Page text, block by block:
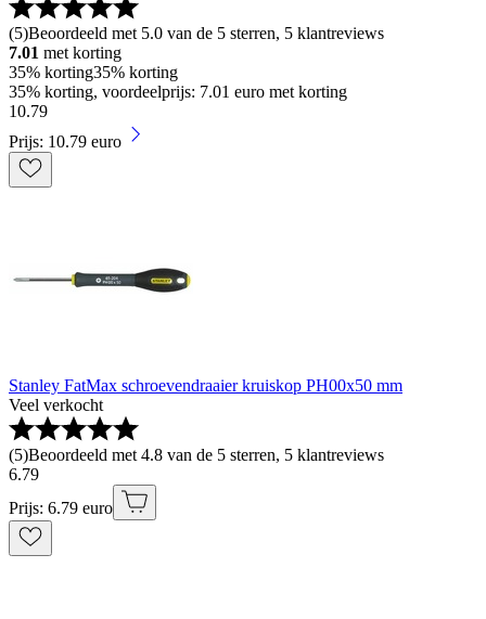
(5)Beoordeeld met 5.0 van de 5 sterren, 5 klantreviews
7.01 met korting
35% korting35% korting
35% korting, voordeelprijs: 7.01 euro met korting
10.79
Prijs: 10.79 euro
Stanley FatMax schroevendraaier kruiskop PH00x50 mm
Veel verkocht
(5)Beoordeeld met 4.8 van de 5 sterren, 5 klantreviews
6.79
Prijs: 6.79 euro